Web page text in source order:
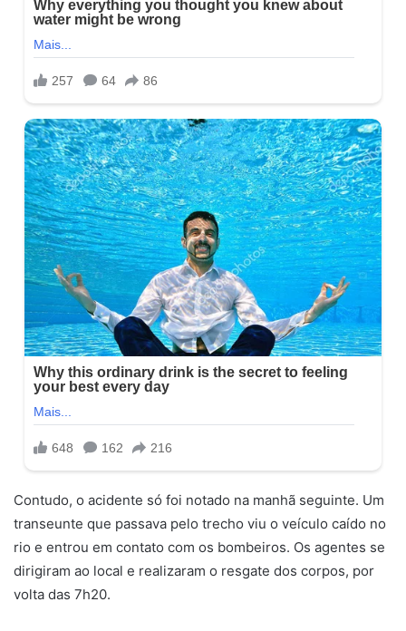
Contudo, o acidente só foi notado na manhã seguinte. Um
transeunte que passava pelo trecho viu o veículo caído no
rio e entrou em contato com os bombeiros. Os agentes se
dirigiram ao local e realizaram o resgate dos corpos, por
volta das 7h20.